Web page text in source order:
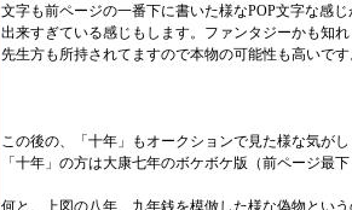
文字も前ページの一番下に書いた様なPOP文字な感
出来すぎている感じもします。ファンタジーかも知
先生方も所持されてますので本物の可能性も高いで
この後の、「十年」もオークションで見た様な気が
「十年」の方は大康七年のボケボケ版（前ページ最
何と、上図の八年、九年銭を模倣した様な偽物とい